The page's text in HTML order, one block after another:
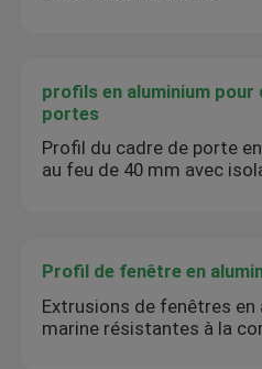
profils en aluminium
portes
Profil du cadre de porte
au feu de 40 mm avec
Profil de fenêtre en
Extrusions de fenêtres
marine résistantes à la